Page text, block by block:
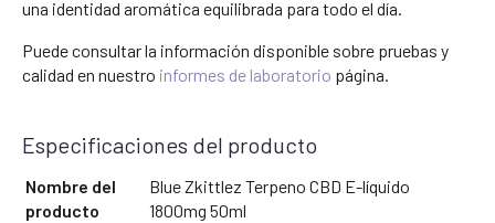
una identidad aromática equilibrada para todo el día.
Puede consultar la información disponible sobre pruebas y
calidad en nuestro informes de laboratorio página.
Especificaciones del producto
Nombre del
producto
Blue Zkittlez Terpeno CBD E-líquido
1800mg 50ml